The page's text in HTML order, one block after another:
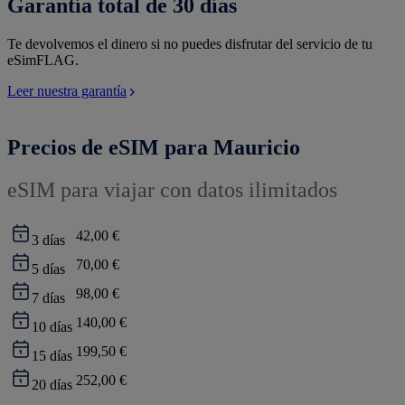
Garantía total de 30 días
Te devolvemos el dinero si no puedes disfrutar del servicio de tu
eSimFLAG.
Leer nuestra garantía
Precios de eSIM para Mauricio
eSIM para viajar con datos ilimitados
3 días 42,00 €
5 días 70,00 €
7 días 98,00 €
10 días 140,00 €
15 días 199,50 €
20 días 252,00 €